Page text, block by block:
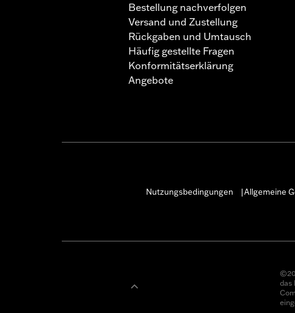
Bestellung nachverfolgen
Versand und Zustellung
Rückgaben und Umtausch
Häufig gestellte Fragen
Konformitätserklärung
Angebote
Nutzungsbedingungen
Allgemeine
das